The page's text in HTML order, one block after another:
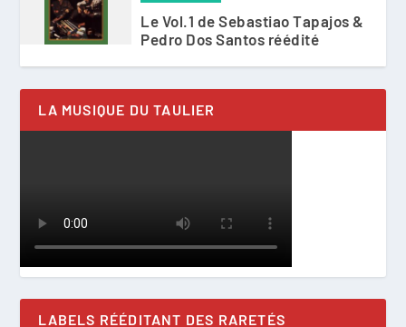
Le Vol.1 de Sebastiao Tapajos &
Pedro Dos Santos réédité
LA MUSIQUE DU TAULIER
LABELS RÉÉDITANT DES RARETÉS